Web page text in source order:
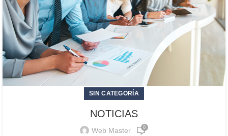
SIN CATEGORÍA
NOTICIAS
Web Master 0